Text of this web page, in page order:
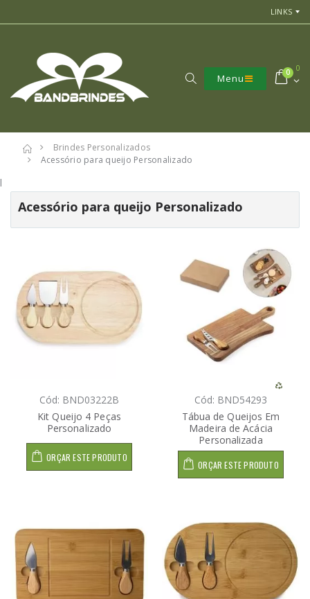
LINKS
Menu
0
0
Brindes Personalizados
Acessório para queijo Personalizado
l
Acessório para queijo Personalizado
Cód: BND03222B
Kit Queijo 4 Peças
Personalizado
ORÇAR ESTE PRODUTO
Cód: BND54293
Tábua de Queijos Em
Madeira de Acácia
Personalizada
ORÇAR ESTE PRODUTO